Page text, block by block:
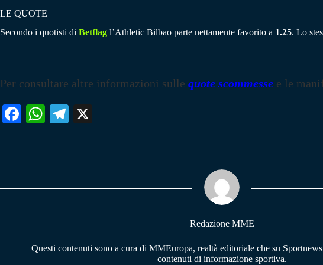
LE QUOTE
Secondo i quotisti di Betflag l’Athletic Bilbao parte nettamente favorito a 1.25. Lo
Per consultare altre informazioni sulle quote scommesse e le
Fa W
pp
Te
m
Redazione MME
Questi contenuti sono a cura di MMEuropa, realtà editoriale che su
contenuti di informazione sportiva.